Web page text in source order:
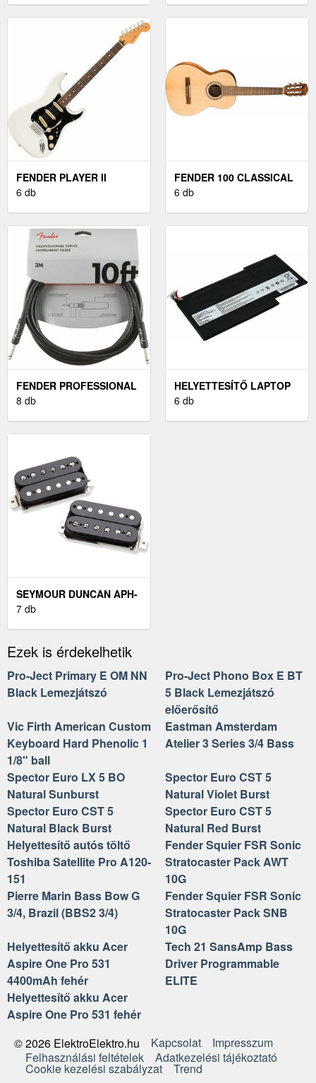
FENDER PLAYER II
SERIES STRATOCASTER
6 db
FENDER 100 CLASSICAL
NYLON TIE END 028-043
6 db
FENDER PROFESSIONAL
SERIES FEKETE 3 M
8 db
HELYETTESÍTŐ LAPTOP
AKKU MSI GS63 7RE
6 db
SEYMOUR DUNCAN APH-
2S SLASH ALNICO II PRO
7 db
Ezek is érdekelhetik
Pro-Ject Primary E OM NN
Black Lemezjátszó
Pro-Ject Phono Box E BT
5 Black Lemezjátszó
előerősítő
Vic Firth American Custom
Keyboard Hard Phenolic 1
1/8" ball
Eastman Amsterdam
Atelier 3 Series 3/4 Bass
Spector Euro LX 5 BO
Natural Sunburst
Spector Euro CST 5
Natural Violet Burst
Spector Euro CST 5
Natural Black Burst
Spector Euro CST 5
Natural Red Burst
Helyettesítő autós töltő
Toshiba Satellite Pro A120-
151
Fender Squier FSR Sonic
Stratocaster Pack AWT
10G
Pierre Marin Bass Bow G
3/4, Brazil (BBS2 3/4)
Fender Squier FSR Sonic
Stratocaster Pack SNB
10G
Helyettesítő akku Acer
Aspire One Pro 531
4400mAh fehér
Tech 21 SansAmp Bass
Driver Programmable
ELITE
Helyettesítő akku Acer
Aspire One Pro 531 fehér
© 2026 ElektroElektro.hu
Kapcsolat
Impresszum
Felhasználási feltételek
Adatkezelési tájékoztató
Cookie kezelési szabályzat Trend